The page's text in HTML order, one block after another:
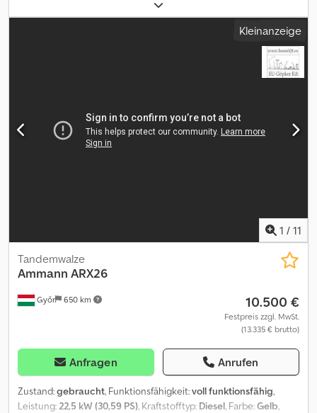
Kleinanzeige
1 / 11
Győr 650 km
Tandemwalze
Ammann ARX26
10.500 €
Festpreis zzgl. MwSt.
(13.335 € brutto)
Anfragen Anrufen
Zustand:gebraucht, Funktionsfähigkeit:voll funktionsfähig,
Leistung:22,5 kW (30,59 PS), Kraftstofftyp: Diesel, Farbe:Gelb,